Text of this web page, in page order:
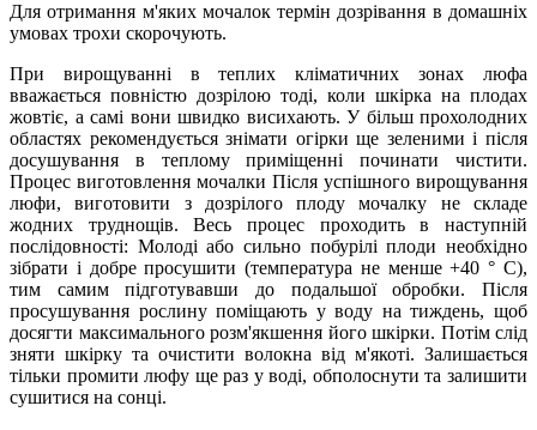
Для отримання м'яких мочалок термін дозрівання в домашніх
умовах трохи скорочують.
При вирощуванні в теплих кліматичних зонах люфа
вважається повністю дозрілою тоді, коли шкірка на плодах
жовтіє, а самі вони швидко висихають. У більш прохолодних
областях рекомендується знімати огірки ще зеленими і після
досушування в теплому приміщенні починати чистити.
Процес виготовлення мочалки Після успішного вирощування
люфи, виготовити з дозрілого плоду мочалку не складе
жодних труднощів. Весь процес проходить в наступній
послідовності: Молоді або сильно побурілі плоди необхідно
зібрати і добре просушити (температура не менше +40 ° С),
тим самим підготувавши до подальшої обробки. Після
просушування рослину поміщають у воду на тиждень, щоб
досягти максимального розм'якшення його шкірки. Потім слід
зняти шкірку та очистити волокна від м'якоті. Залишається
тільки промити люфу ще раз у воді, обполоснути та залишити
сушитися на сонці.